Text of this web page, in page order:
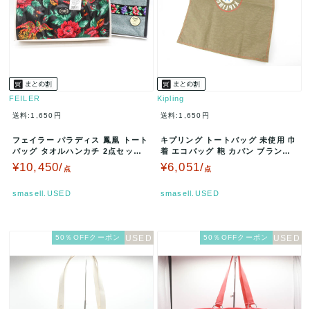
FEILER
送料:1,650円
フェイラー パラディス 鳳凰 トート
バッグ タオルハンカチ 2点セット
未使用 鞄 ブランド まとめ…
¥10,450/ 点
smasell.USED
Kipling
送料:1,650円
キプリング トートバッグ 未使用 巾
着 エコバッグ 鞄 カバン ブランド
レディース ブラウン Ki…
¥6,051/点
smasell.USED
50％OFFクーポン 50％OFFクーポン